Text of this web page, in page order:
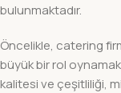
bulunmaktadır.
Öncelikle, catering
büyük bir rol
kalitesi ve çeşitliliği,